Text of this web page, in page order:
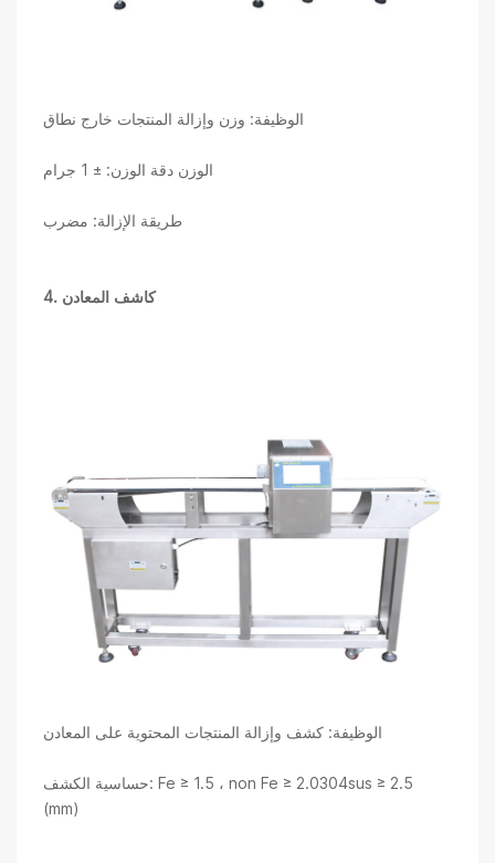
الوظيفة: وزن وإزالة المنتجات خارج نطاق
الوزن دقة الوزن: ± 1 جرام
طريقة الإزالة: مضرب
4. كاشف المعادن
الوظيفة: كشف وإزالة المنتجات المحتوية على المعادن
حساسية الكشف: Fe ≥ 1.5 ، non Fe ≥ 2.0304sus ≥ 2.5
(mm)